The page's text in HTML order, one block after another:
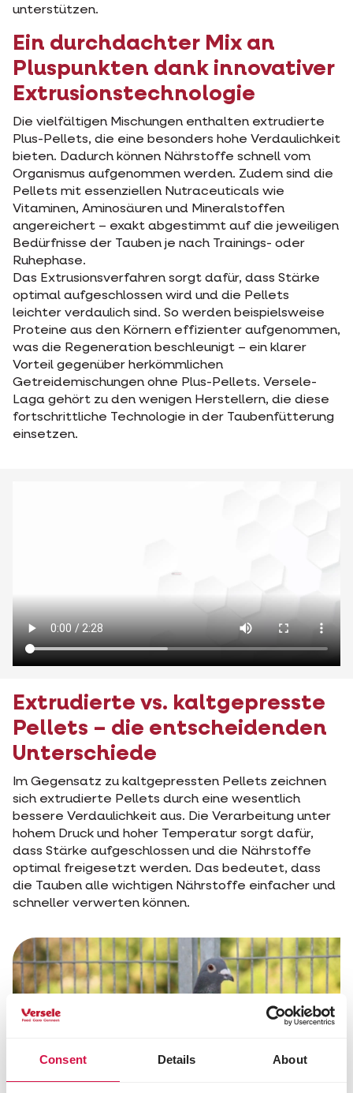
Consent Details About
unterstützen.
Ein durchdachter Mix an
Pluspunkten dank innovativer
Extrusionstechnologie
Die vielfältigen Mischungen enthalten extrudierte
Plus-Pellets, die eine besonders hohe Verdaulichkeit
bieten. Dadurch können Nährstoffe schnell vom
Organismus aufgenommen werden. Zudem sind die
Pellets mit essenziellen Nutraceuticals wie
Vitaminen, Aminosäuren und Mineralstoffen
angereichert – exakt abgestimmt auf die jeweiligen
Bedürfnisse der Tauben je nach Trainings- oder
Ruhephase.
Das Extrusionsverfahren sorgt dafür, dass Stärke
optimal aufgeschlossen wird und die Pellets
leichter verdaulich sind. So werden beispielsweise
Proteine aus den Körnern effizienter aufgenommen,
was die Regeneration beschleunigt – ein klarer
Vorteil gegenüber herkömmlichen
Getreidemischungen ohne Plus-Pellets. Versele-
Laga gehört zu den wenigen Herstellern, die diese
fortschrittliche Technologie in der Taubenfütterung
einsetzen.
Extrudierte vs. kaltgepresste
Pellets – die entscheidenden
Unterschiede
Im Gegensatz zu kaltgepressten Pellets zeichnen
sich extrudierte Pellets durch eine wesentlich
bessere Verdaulichkeit aus. Die Verarbeitung unter
hohem Druck und hoher Temperatur sorgt dafür,
dass Stärke aufgeschlossen und die Nährstoffe
optimal freigesetzt werden. Das bedeutet, dass
die Tauben alle wichtigen Nährstoffe einfacher und
schneller verwerten können.